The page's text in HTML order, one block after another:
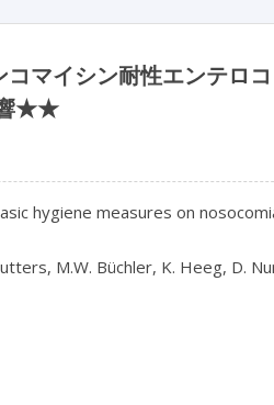
マイシン耐性エンテロ
響★★
hygiene measures on
M.W. Büchler, K. Heeg, D.